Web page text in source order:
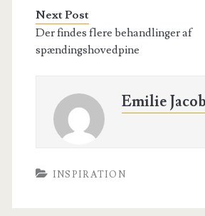
Next Post
Der findes flere behandlinger af
spændingshovedpine
Emilie
INSPIRATION